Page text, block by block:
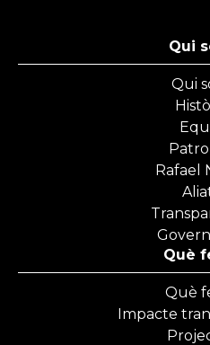
Qui
Qui
Rafael
Què
Què
Impacte